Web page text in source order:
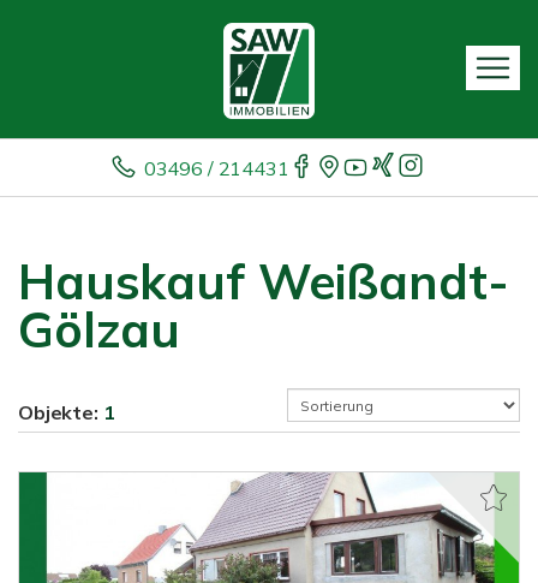
03496 / 214431
Hauskauf Weißandt-
Gölzau
Objekte: 1